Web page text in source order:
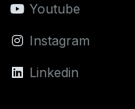
Youtube
Instagram
Linkedin